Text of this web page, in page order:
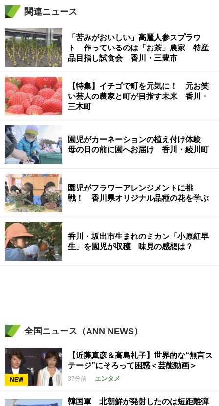
関連ニュース
「苦みがおいしい」高麗人参スプラウ
ト 作っているのは「お茶」農家 特産
品目指し試食会 香川・三豊市
【特集】イチゴで町を元気に！ 元お笑
い芸人の農家と町が目指す未来 香川・
三木町
園児がカーネーションの植え付け体験
母の日の前に園へお届け 香川・綾川町
園児がフラワーアレンジメントに挑
戦！ 香川県オリジナル品種の花を学ぶ
香川・坂出市生まれのミカン「小原紅早
生」を園児が収穫 味見の感想は？
全国ニュース（ANN NEWS）
NEW
【近藤真彦＆高島礼子】世界的な“無言ス
テージ”にそろって困惑＜芸能動画＞
37分前 エンタメ
韓国軍 北朝鮮が発射したのは短距離弾